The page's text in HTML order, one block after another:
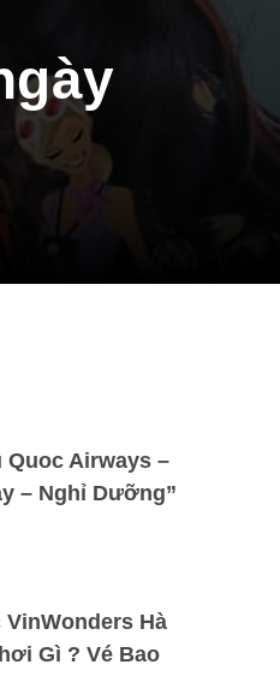
Quoc Airways –
– Nghỉ Dưỡng”
Hà
Gì ? Vé Bao